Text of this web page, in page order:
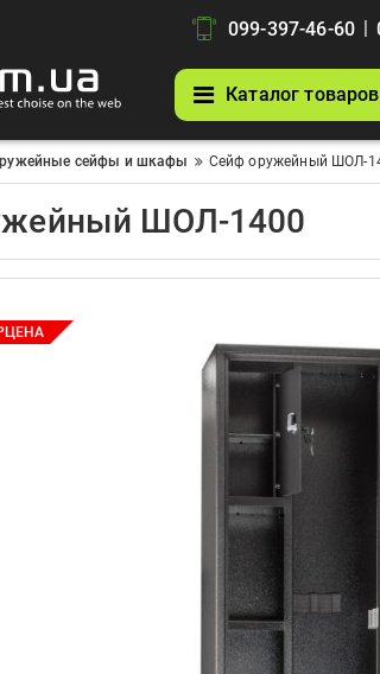
099-397-46-60 |
Каталог товаров
сейфы и шкафы Сейф оружейный ШОЛ-
ШОЛ-1400